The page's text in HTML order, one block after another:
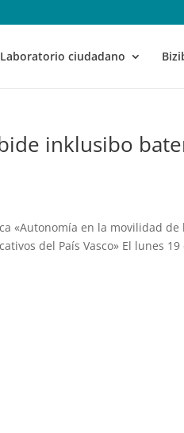
Laboratorio ciudadano
inklusibo
«Autonomía en la movilidad de
del País Vasco» El lunes